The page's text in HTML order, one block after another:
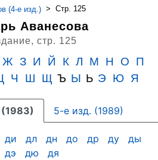
(4-е изд.) > Стр. 125
Аванесова
стр. 125
Ж З И Й К Л М Н О
П
Ч Ш Щ Ъ Ы Ь Э Ю Я
5-е изд. (1989)
ди дл дн до др ду
ды
дэ дю дя